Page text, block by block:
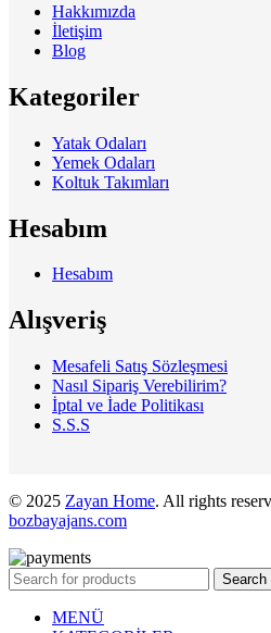
Hakkımızda
İletişim
Blog
Kategoriler
Yatak Odaları
Yemek Odaları
Koltuk Takımları
Hesabım
Hesabım
Alışveriş
Mesafeli Satış Sözleşmesi
Nasıl Sipariş Verebilirim?
İptal ve İade Politikası
S.S.S
© 2025 Zayan Home. All rights
bozbayajans.com
Search
MENÜ